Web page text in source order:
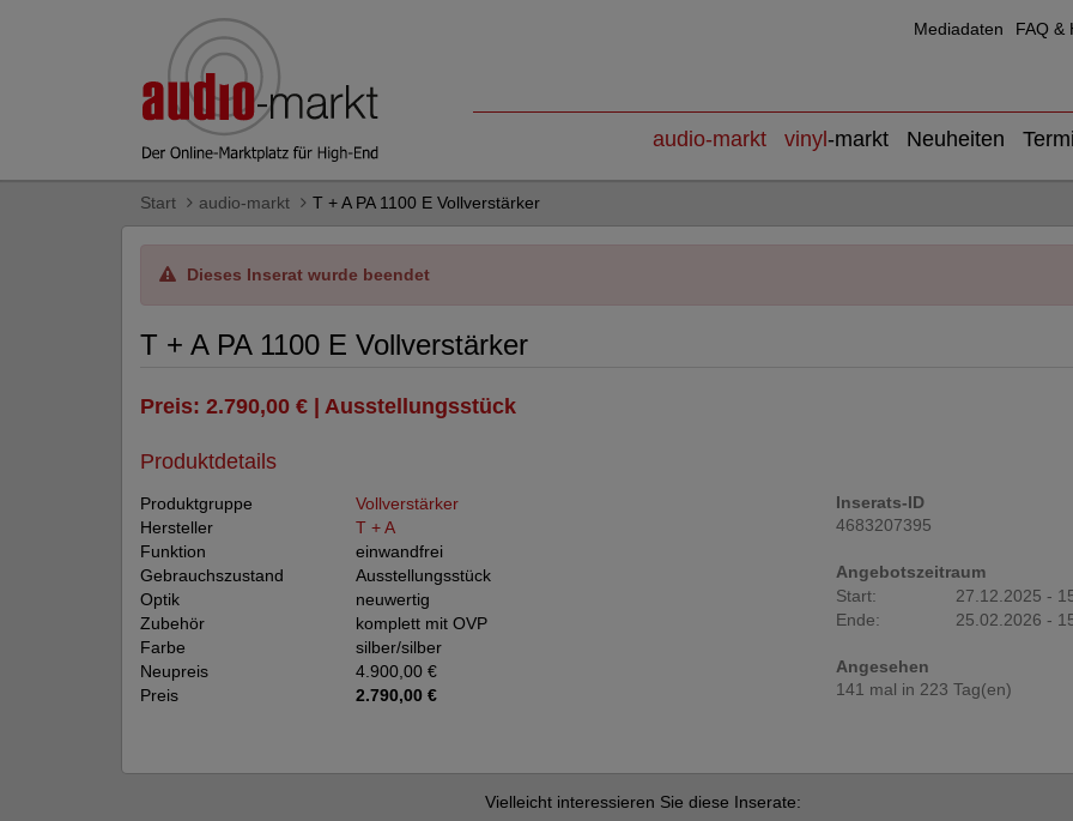
Mediadaten FAQ &
audio-markt vinyl -markt Neuheiten
Start audio-markt T + A PA 1100 E Vollverstärker
Dieses Inserat wurde beendet
T + A PA 1100 E Vollverstärker
Preis: 2.790,00 € | Ausstellungsstück
Produktdetails
Produktgruppe
Vollverstärker
Hersteller
T + A
Funktion
einwandfrei
Gebrauchszustand
Ausstellungsstück
Optik
neuwertig
Zubehör
komplett mit OVP
Farbe
silber/silber
Neupreis
4.900,00 €
Preis
2.790,00 €
Inserats-ID
4683207395
Angebotszeitraum
Start:
27.12.2025 -
Ende:
25.02.2026 -
Angesehen
141 mal in 223 Tag(en)
Vielleicht interessieren Sie diese Inserate: